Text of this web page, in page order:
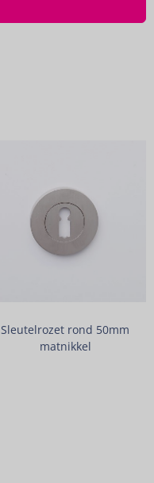
Sleutelrozet rond 50mm
matnikkel